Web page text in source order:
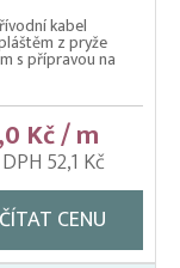
kabel
z pryže
s přípravou na
Kč / m
52,1 Kč
CENU